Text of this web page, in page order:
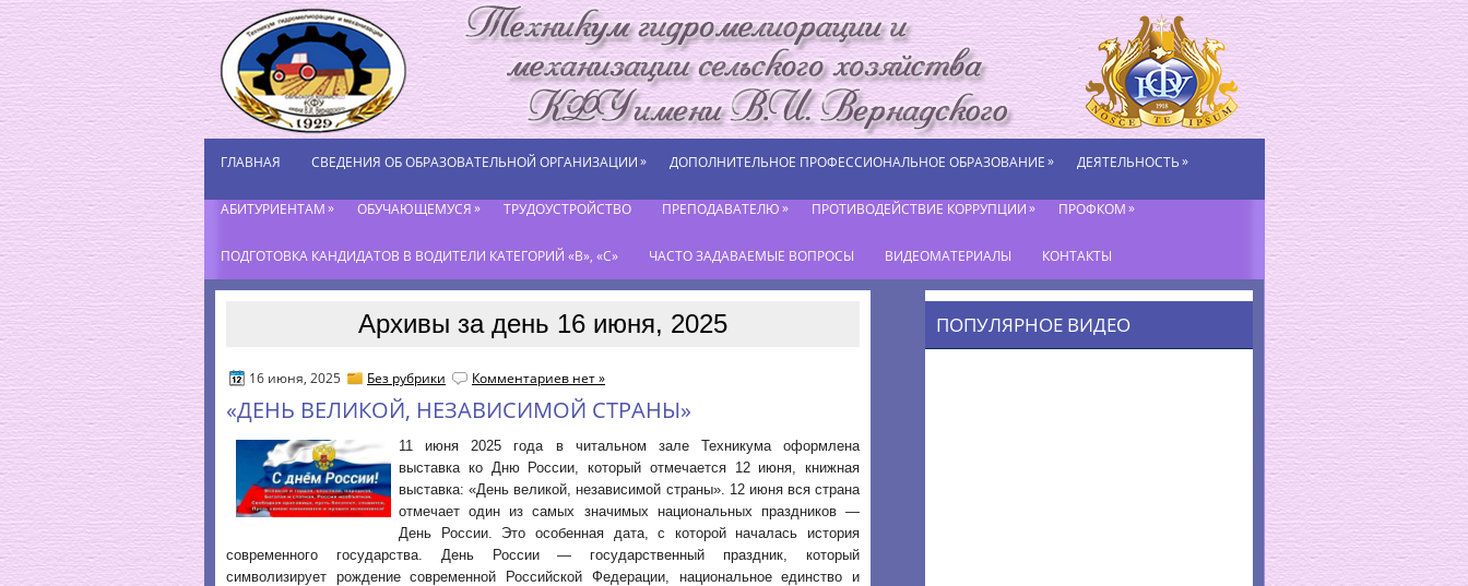
ГЛАВНАЯ СВЕДЕНИЯ ОБ ОБРАЗОВАТЕЛЬНОЙ ОРГАНИЗАЦИИ» ДОПОЛНИТЕЛЬНОЕ ПРОФЕССИОНАЛЬНОЕ ОБРАЗОВАНИЕ» ДЕЯТЕЛЬНОСТЬ»
АБИТУРИЕНТАМ» ОБУЧАЮЩЕМУСЯ» ТРУДОУСТРОЙСТВО ПРЕПОДАВАТЕЛЮ» ПРОТИВОДЕЙСТВИЕ КОРРУПЦИИ» ПРОФКОМ»
ПОДГОТОВКА КАНДИДАТОВ В ВОДИТЕЛИ КАТЕГОРИЙ «В», «С» ЧАСТО ЗАДАВАЕМЫЕ ВОПРОСЫ ВИДЕОМАТЕРИАЛЫ КОНТАКТЫ
Архивы за день 16 июня, 2025
16 июня, 2025 Без рубрики Комментариев нет »
«ДЕНЬ ВЕЛИКОЙ, НЕЗАВИСИМОЙ СТРАНЫ»
11 июня 2025 года в читальном зале Техникума оформлена
выставка ко Дню России, который отмечается 12 июня, книжная
выставка: «День великой, независимой страны». 12 июня вся страна
отмечает один из самых значимых национальных праздников —
День России. Это особенная дата, с которой началась история
современного государства. День России — государственный праздник, который
символизирует рождение современной Российской Федерации, национальное единство и
ПОПУЛЯРНОЕ ВИДЕО